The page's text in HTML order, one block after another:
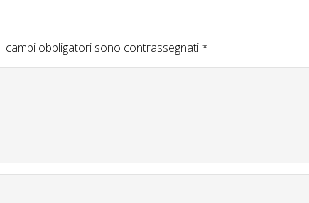
I campi obbligatori sono contrassegnati *